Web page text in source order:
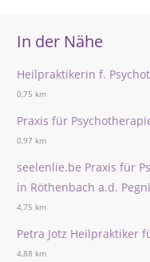
In der Nähe
Heilpraktikerin f.
0,75 km
Praxis für
0,97 km
seelenlie.be Praxis für
in Röthenbach a.d.
4,75 km
Petra Jotz Heilpraktiker
4,88 km